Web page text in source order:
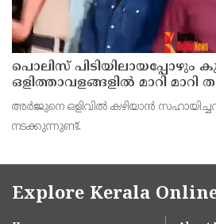
പൊലിസ് പിടിയിലായപ്പോഴും
ഒളിത്താവളങ്ങളില്‍ മാറി മാറി
ക്വട്ടേഷന്‍ നേതാവ്
അര്‍ജുനെ ഒളിവില്‍ കഴിയാന്‍
നടക്കുന്നുണ്ട്.
Explore Kerala